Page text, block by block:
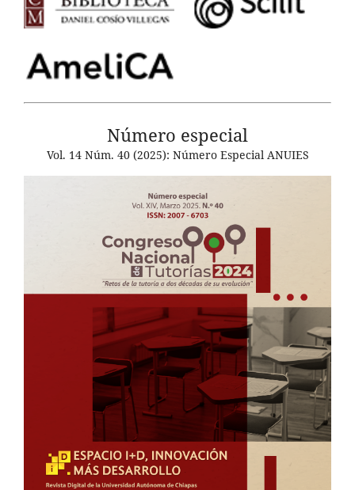
Número especial
Vol. 14 Núm. 40 (2025): Número Especial ANUIES